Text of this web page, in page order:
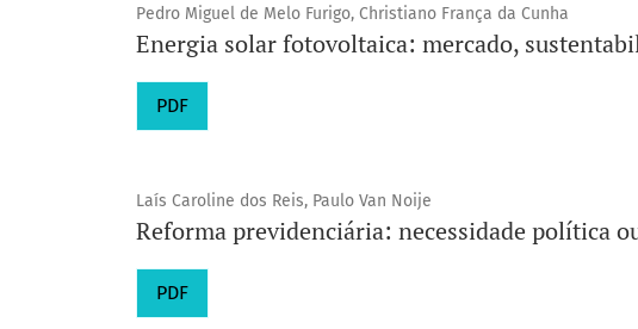
Pedro Miguel de Melo Furigo, Christiano França da Cunha
Energia solar fotovoltaica: mercado,
PDF
Laís Caroline dos Reis, Paulo Van Noije
Reforma previdenciária: necessidade política
PDF